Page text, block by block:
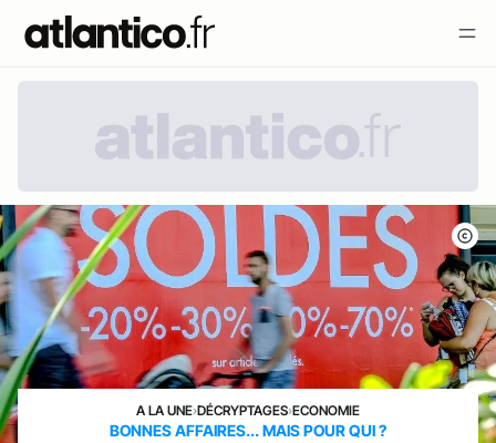
A LA UNE›DÉCRYPTAGES›ECONOMIE
BONNES AFFAIRES... MAIS POUR QUI ?